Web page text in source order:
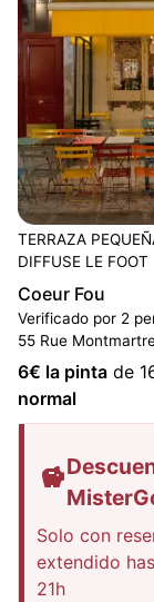
TERRAZA
DIFFUSE LE FOOT
Coeur Fou
Verificado por 2
55 Rue
6€ la pinta de
normal
Solo con
extendido
21h